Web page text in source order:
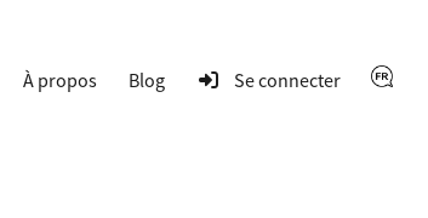
À propos Blog Se connecter